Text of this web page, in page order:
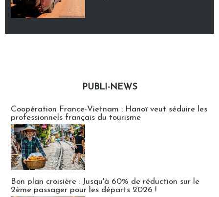
PUBLI-NEWS
Coopération France-Vietnam : Hanoï veut séduire les
professionnels français du tourisme
Bon plan croisière : Jusqu'à 60% de réduction sur le
2ème passager pour les départs 2026 !